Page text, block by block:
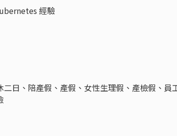
經驗
日、陪產假、產假、女性生理假、產檢假、員